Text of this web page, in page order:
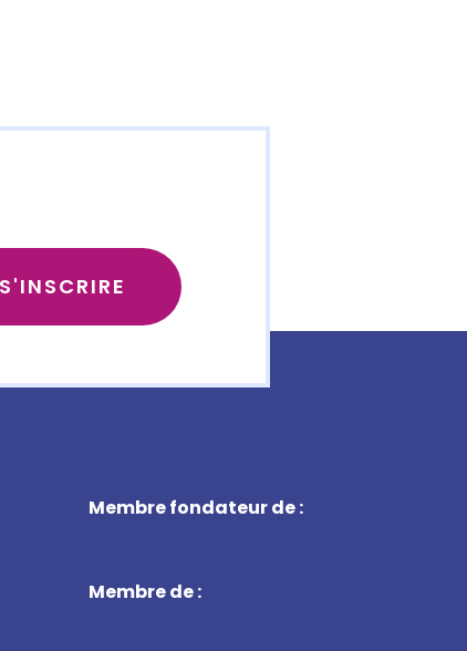
Membre fondateur de :
Membre de :